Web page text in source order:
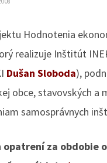
Hodnotenia
realizuje Inštitút
Dušan Sloboda),
obce, stavovských a
samosprávnych
za obdobie